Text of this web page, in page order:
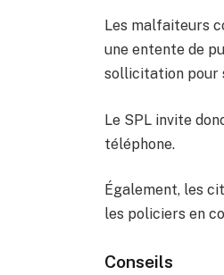
Les malfaiteurs
une entente de
sollicitation pour
Le SPL invite
téléphone.
Également, les
les policiers en
Conseils